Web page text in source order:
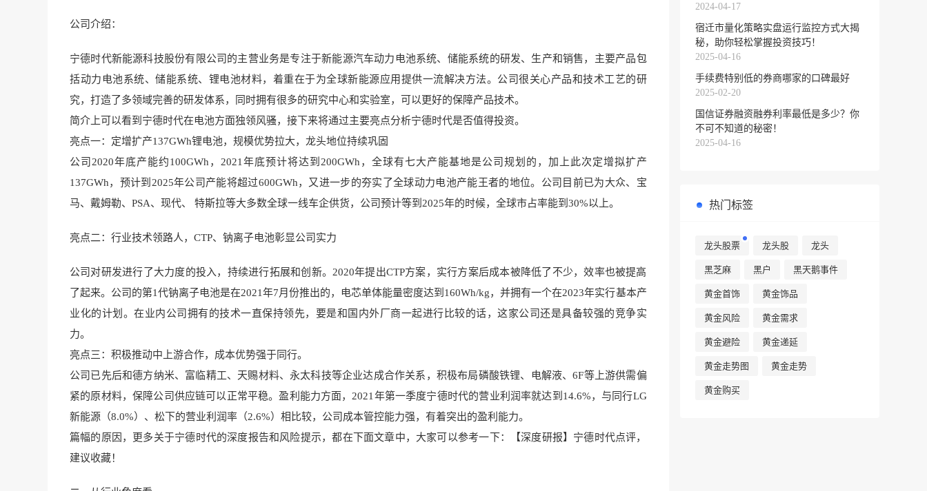
公司介绍：
宁德时代新能源科技股份有限公司的主营业务是专注于新能源汽车动力电池系统、 储能系统的研发、生产和销售，主要产品包
括动力电池系统、储能系统、锂电池材料，着重在于为全球新能源应用提供一流解决方法。公司 很关心产品和技术工艺的研
究，打造了多领域完善的研发体系，同时拥有很多的研究中心和实验室，可以更好的保障产品技术。
简介 上可以看到宁德时代在电池方面独领风骚，接下来将通过主要亮点分析宁德时代是否值得投资。
亮点一：定增扩产137GWh锂电池，规模优势拉大，龙头地位持续巩固
公司2020年底产能约100GWh，2021年底预计将达到200GWh，全球有七大产能基地是公司规划的，加上此次定增拟扩产
137GWh，预计到2025年公司产能将超过600GWh，又进一步的夯实了全球动力电池产能王者的地位。公司目前已为大众、宝
马、戴姆勒、PSA、现代、 特斯拉等大多数全球一线车企供货，公司预计等到2025年的时候，全球市占率能到30%以上。
亮点二：行业技术领路人，CTP、钠离子电池彰显公司实力
公司对研发进行了大力度的投入，持续进行拓展和创新。2020年提出CTP方案，实行方案后成本被降低了不少，效率也被提高
了起来。公司的第1代钠离子电池是在2021年7月份推出的，电芯单体能量密度达到160Wh/kg，并拥有一个在2023年实行基本产
业化的计划。在业内公司拥有的技术一直保持领先，要是和国内外厂商一起进行比较的话，这家公司还是具备较强的竞争实
力。
亮点三：积极推动中上游合作，成本优势强于同行。
公司已先后和德方纳米、富临精工、天赐材料、永太科技等企业达成合作关系，积极布局磷酸铁锂、电解液、6F等上游供需偏
紧的原材料，保障公司供应链可以正常平稳。盈利能力方面，2021年第一季度宁德时代的营业利润率就达到14.6%，与同行LG
新能源（8.0%）、松下的营业利润率（2.6%）相比较，公司成本管控能力强，有着突出的盈利能力。
篇幅的原因，更多关于宁德时代的深度报告和风险提示，都在下面文章中，大家可以参考一下：【深度研报】宁德时代点评，
建议收藏！
2024-04-17
宿迁市量化策略实盘运行监控方式大揭
秘，助你轻松掌握投资技巧！
2025-04-16
手续费特别低的券商哪家的口碑最好
2025-02-20
国信证券融资融券利率最低是多少？你
不可不知道的秘密！
2025-04-16
热门标签
龙头股票 龙头股 龙头
黑芝麻 黑户 黑天鹅事件
黄金首饰 黄金饰品
黄金风险 黄金需求
黄金避险 黄金递延
黄金走势图 黄金走势
黄金购买